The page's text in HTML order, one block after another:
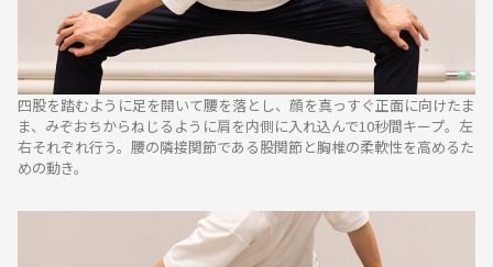
四股を踏むように足を開いて腰を落とし、顔を真っすぐ正面に向けたま
ま、みぞおちからねじるように肩を内側に入れ込んで10秒間キープ。左
右それぞれ行う。腰の隣接関節である股関節と胸椎の柔軟性を高めるた
めの動き。